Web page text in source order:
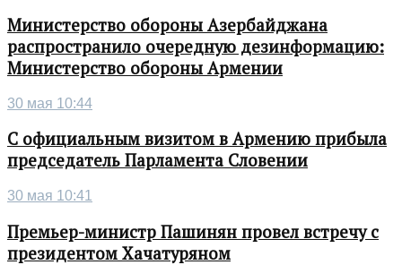
Министерство обороны Азербайджана
распространило очередную дезинформацию:
Министерство обороны Армении
30 мая 10:44
С официальным визитом в Армению прибыла
председатель Парламента Словении
30 мая 10:41
Премьер-министр Пашинян провел встречу с
президентом Хачатуряном